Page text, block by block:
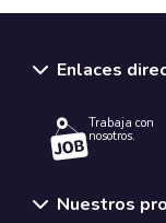
Enlaces
Trabaja con
nosotros.
Nuestros